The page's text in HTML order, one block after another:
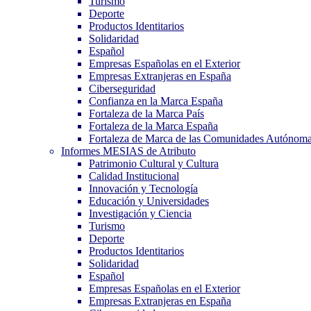
Deporte
Productos Identitarios
Solidaridad
Español
Empresas Españolas en el Exterior
Empresas Extranjeras en España
Ciberseguridad
Confianza en la Marca España
Fortaleza de la Marca País
Fortaleza de la Marca España
Fortaleza de Marca de las Comunidades
Informes MESIAS de Atributo
Patrimonio Cultural y Cultura
Calidad Institucional
Innovación y Tecnología
Educación y Universidades
Investigación y Ciencia
Turismo
Deporte
Productos Identitarios
Solidaridad
Español
Empresas Españolas en el Exterior
Empresas Extranjeras en España